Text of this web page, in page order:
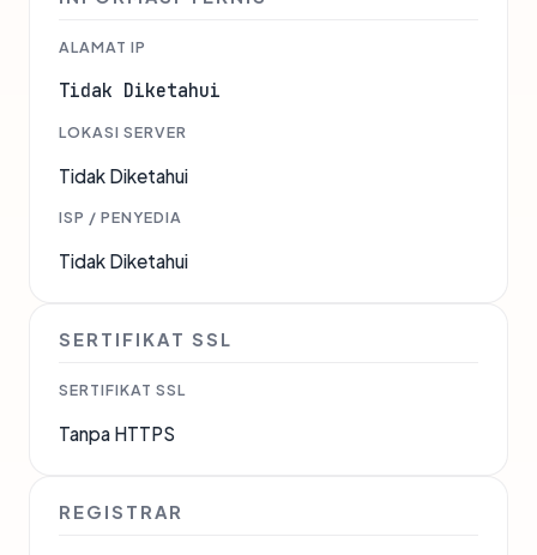
ALAMAT IP
Tidak Diketahui
LOKASI SERVER
Tidak Diketahui
ISP / PENYEDIA
Tidak Diketahui
SERTIFIKAT SSL
SERTIFIKAT SSL
Tanpa HTTPS
REGISTRAR